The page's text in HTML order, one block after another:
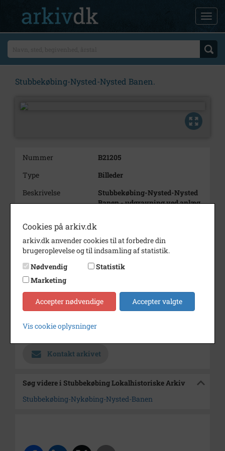
Stubbekøbing-Nysted-Nysted Banen.
Nummer
B21205
Type
Billeder
Beskrivelse
Stubbekøbing-Nysted-Nysted
Banen - udgravning ved anlæg
Bemærkning
Bruun
Længst til højre: Fritz Bruun
Periode
1911 - 1912
Fotograf
Størrelse
17x24
Arkiv
Kontakt arkivet
Søg videre i Stubbekøbing Lokalhistoriske Arkiv
Stubbekøbing-Nykøbing-Nysted-Banen
Cookies på arkiv.dk
arkiv.dk anvender cookies til at forbedre din
brugeroplevelse og til indsamling af statistik.
Nødvendig
Statistik
Marketing
Accepter nødvendige Accepter valgte
Vis cookie oplysninger